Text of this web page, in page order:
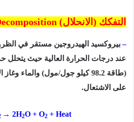
التفكك (الانحلال)
–بيروكسيد الهيدروجين مستقر في
عند درجات الحرارة العالية حيث يتحلل
(طاقة 98.2كيلو جول/مول) والماء وغاز
على الاشتعال.
→ 2H2O + O2+ Heat